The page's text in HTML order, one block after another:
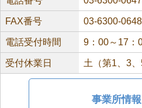
FAX番号 03-6300-0648
電話受付時間 9：00～17：
受付休業日 土（第1、3
事業所情